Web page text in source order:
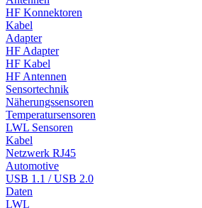
HF Konnektoren
Kabel
Adapter
HF Adapter
HF Kabel
HF Antennen
Sensortechnik
Näherungssensoren
Temperatursensoren
LWL Sensoren
Kabel
Netzwerk RJ45
Automotive
USB 1.1 / USB 2.0
Daten
LWL